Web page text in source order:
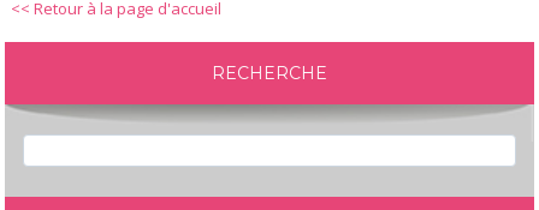
<< Retour à la page d'accueil
RECHERCHE